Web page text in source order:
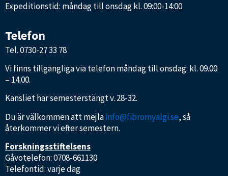
Expeditionstid: måndag till onsdag kl. 09:00-14:00
Telefon
Tel.0730-27 33 78
Vi finns tillgängliga via telefon måndag till onsdag: kl. 09.00
– 14.00.
Kansliet har semesterstängt v. 28-32.
Du är välkommen att mejlainfo@fibromyalgi.se, så
återkommer vi efter semestern.
Forskningsstiftelsens
Gåvotelefon: 0708-661130
Telefontid: varje dag